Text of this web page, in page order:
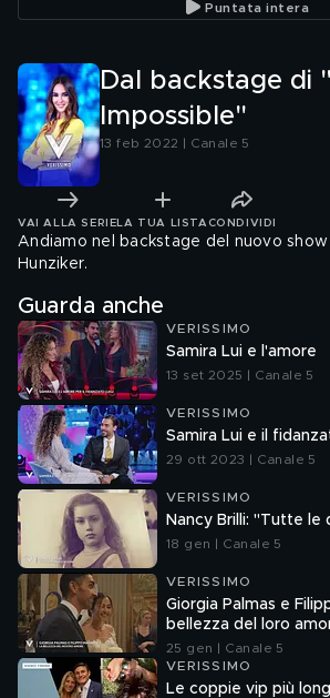
Puntata intera
Dal backstage di
Impossible"
13 feb 2022 | Canale 5
VAI ALLA SERIE LA TUA LISTA CONDIVIDI
Andiamo nel backstage del nuovo show
Hunziker.
Guarda anche
VERISSIMO
Samira Lui e l'amore
13 set 2025 | Canale 5
VERISSIMO
Samira Lui e il
29 ott 2023 | Canale 5
VERISSIMO
Nancy Brilli: "Tutte le
18 gen | Canale 5
VERISSIMO
Giorgia Palmas e
bellezza del loro
25 gen | Canale 5
VERISSIMO
Le coppie vip più